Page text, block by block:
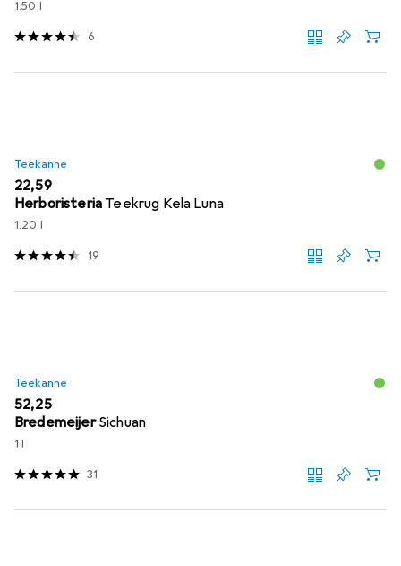
1.50 l
6
Teekanne
EUR
22,59
Herboristeria Teekrug Kela Luna
1.20 l
19
Teekanne
EUR
52,25
Bredemeijer Sichuan
1 l
31